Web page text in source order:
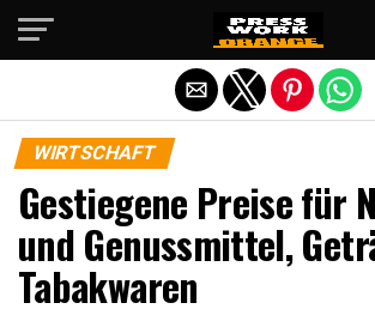
WIRTSCHAFT
Gestiegene Preise für
und Genussmittel,
Tabakwaren
Die mobile Version